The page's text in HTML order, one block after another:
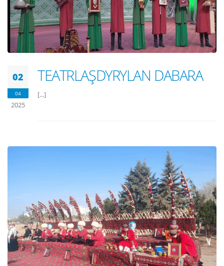
02
04
2025
TEATRLAŞDYRYLAN DABARA
[...]